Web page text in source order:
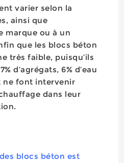
varier selon la
ainsi que
marque ou à un
que les blocs béton
très faible, puisqu’ils
d’agrégats, 6% d’eau
ne font intervenir
dans leur
blocs béton est